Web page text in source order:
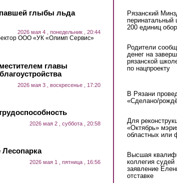
глыбы льда
2026 мая 4 , понедельник , 20:44
ООО «УК «Олимп Сервис»
главы
2026 мая 3 , воскресенье , 17:20
2026 мая 2 , суббота , 20:58
Лесопарка
2026 мая 1 , пятница , 16:56
Рязанский
перинатальный
200 единиц
Родители
денег на
рязанской
по нацпроекту
В Рязани
«Сделано/
Для
«Октябрь»
областных или
Высшая
коллегия
заявление
отставке